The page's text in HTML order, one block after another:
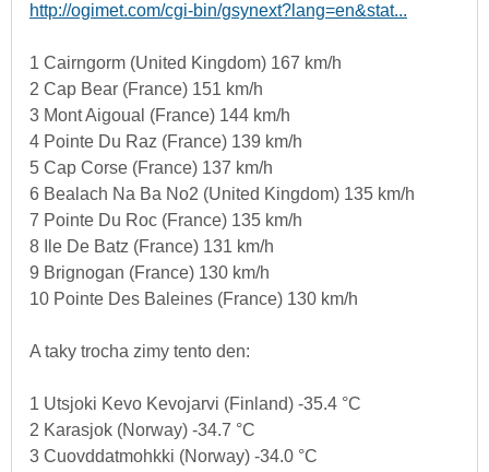
http://ogimet.com/cgi-bin/gsynext?lang=en&stat...
1 Cairngorm (United Kingdom) 167 km/h
2 Cap Bear (France) 151 km/h
3 Mont Aigoual (France) 144 km/h
4 Pointe Du Raz (France) 139 km/h
5 Cap Corse (France) 137 km/h
6 Bealach Na Ba No2 (United Kingdom) 135 km/h
7 Pointe Du Roc (France) 135 km/h
8 Ile De Batz (France) 131 km/h
9 Brignogan (France) 130 km/h
10 Pointe Des Baleines (France) 130 km/h
A taky trocha zimy tento den:
1 Utsjoki Kevo Kevojarvi (Finland) -35.4 °C
2 Karasjok (Norway) -34.7 °C
3 Cuovddatmohkki (Norway) -34.0 °C